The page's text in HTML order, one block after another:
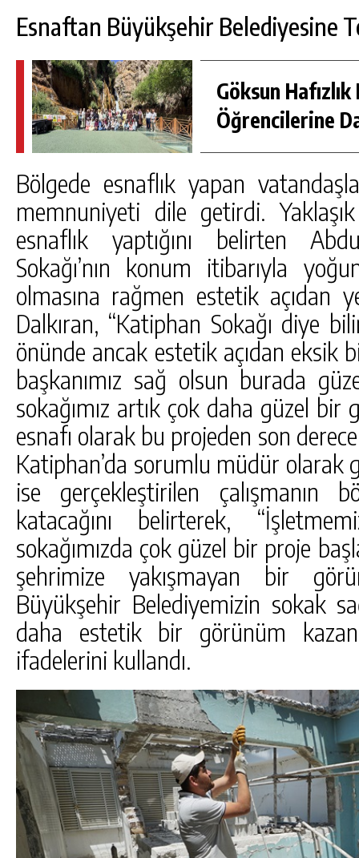
Esnaftan Büyükşehir Belediyesine
Göksun Hafızlık
Öğrencilerine
Bölgede esnaflık yapan
memnuniyeti dile getirdi. Yaklaşık
esnaflık yaptığını belirten
Sokağı’nın konum itibarıyla
olmasına rağmen estetik açıdan
Dalkıran, “Katiphan Sokağı diye
önünde ancak estetik açıdan eksik
başkanımız sağ olsun burada
sokağımız artık çok daha güzel bir
esnafı olarak bu projeden son
Katiphan’da sorumlu müdür olarak
ise gerçekleştirilen çalışmanın
katacağını belirterek,
sokağımızda çok güzel bir proje
şehrimize yakışmayan bir
Büyükşehir Belediyemizin sokak
daha estetik bir görünüm
ifadelerini kullandı.